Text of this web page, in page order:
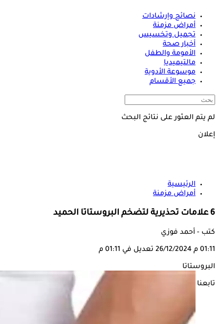
نصائح وإرشادات
أمراض مزمنة
تجميل وتخسيس
أخبار صحة
الأمومة والطفل
مالتيميديا
موسوعة الأدوية
جميع الأقسام
لم يتم العثور على نتائج البحث
إعلان
الرئيسية
أمراض مزمنة
6 علامات تحذيرية لتضخم البروستاتا الحميد
كتب - أحمد فوزي
01:11 م 26/12/2024 تعديل في 01:11 م
البروستاتا
تابعنا على